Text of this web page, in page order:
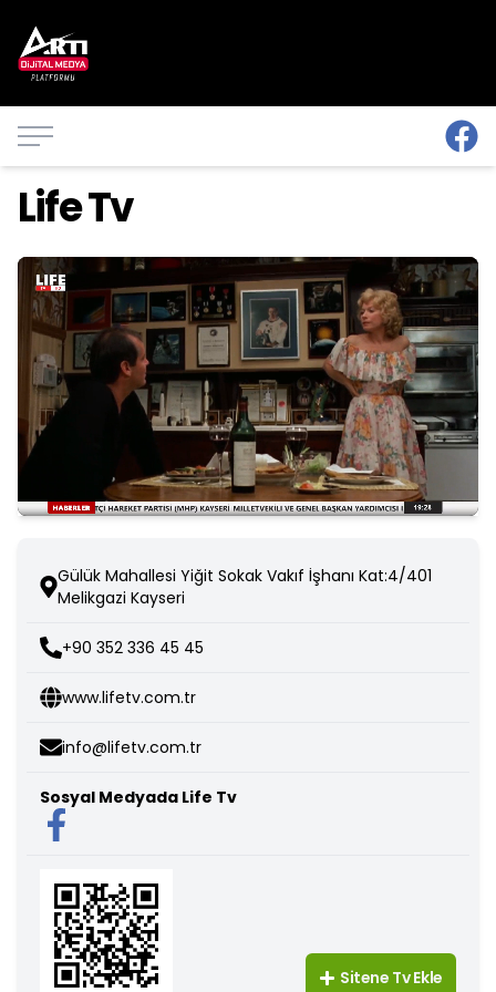
Life Tv
Gülük Mahallesi Yiğit Sokak Vakıf İşhanı Kat:4/401
Melikgazi Kayseri
+90 352 336 45 45
www.lifetv.com.tr
info@lifetv.com.tr
Sosyal Medyada Life Tv
Sitene Tv Ekle